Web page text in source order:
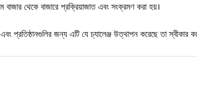
বাজার থেকে বাজারে প্রক্রিয়াজাত এবং সংক্রমণ করা হয়।
জন্য এটি যে চ্যালেঞ্জ উত্থাপন করেছে তা স্বীকার